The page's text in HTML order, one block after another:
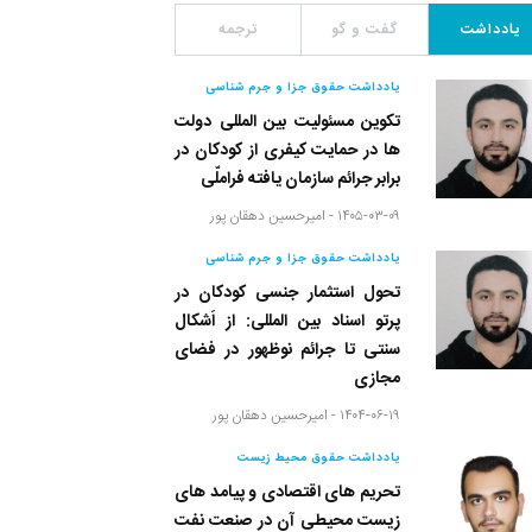
یادداشت گفت و گو ترجمه
یادداشت حقوق جزا و جرم شناسی
تکوین مسئولیت بین المللی دولت
ها در حمایت کیفری از کودکان در
برابر جرائم سازمان یافته فراملّی
۱۴۰۵-۰۳-۰۹ - امیرحسین دهقان پور
یادداشت حقوق جزا و جرم شناسی
تحول استثمار جنسی کودکان در
پرتو اسناد بین المللی: از اَشکال
سنتی تا جرائم نوظهور در فضای
مجازی
۱۴۰۴-۰۶-۱۹ - امیرحسین دهقان پور
یادداشت حقوق محیط زیست
تحریم های اقتصادی و پیامد های
زیست محیطی آن در صنعت نفت